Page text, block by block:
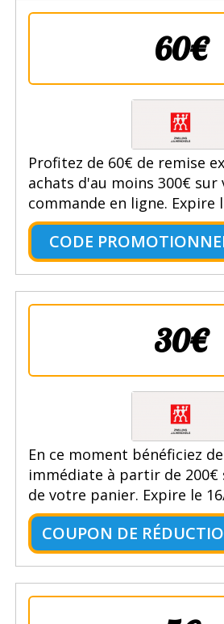
60€
Profitez de 60€ de remise
achats d'au moins 300€ sur
commande en ligne. Expire
CODE
30€
En ce moment bénéficiez
immédiate à partir de
de votre panier. Expire le
COUPON DE